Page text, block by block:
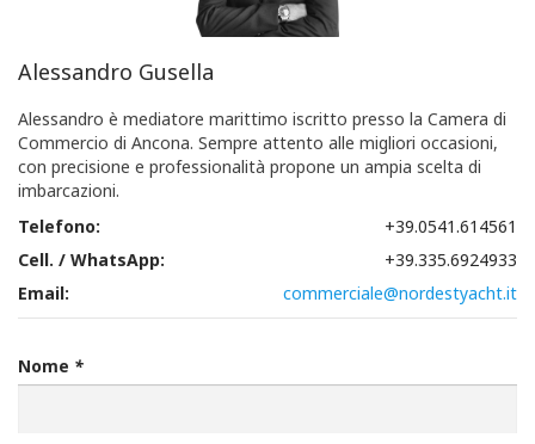
Alessandro Gusella
Alessandro è mediatore marittimo iscritto presso la Camera di
Commercio di Ancona. Sempre attento alle migliori occasioni,
con precisione e professionalità propone un ampia scelta di
imbarcazioni.
Telefono:
+39.0541.614561
Cell. / WhatsApp:
+39.335.6924933
Email:
commerciale@nordestyacht.it
Nome *